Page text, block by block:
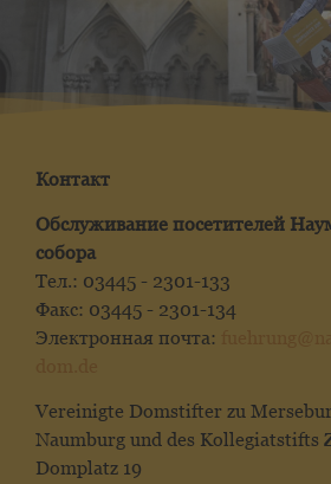
Контакт
Обслуживание посетителей
собора
Тел.: 03445 - 2301-133
Факс: 03445 - 2301-134
Электронная почта:
Vereinigte Domstifter zu
Naumburg und des Kollegiatstifts
Domplatz 19